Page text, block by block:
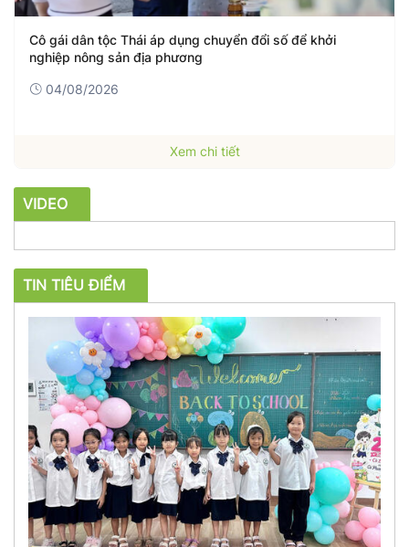
Cà Mau: Giữ đà tăng trưởng, tạo nền tảng bứt tốc những
tháng cuối năm
04/08/2026
Xem chi tiết
VIDEO
TIN TIÊU ĐIỂM